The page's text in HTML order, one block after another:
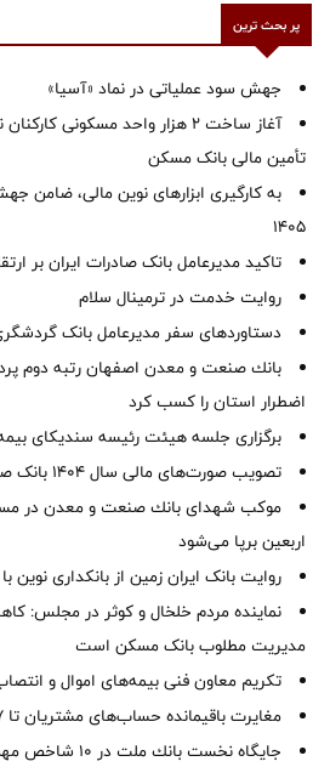
پر بحث ترین
جهش سود عملیاتی در نماد «آسیا»
آغاز ساخت ۲ هزار واحد مسکونی
تأمین مالی بانک مسکن
به کارگیری ابزارهای نوین مالی، ضامن
1405
تاکید مدیرعامل بانک صادرات ایران بر
روایت خدمت در ترمینال سلام
دستاوردهای سفر مدیرعامل بانک
بانك صنعت و معدن اصفهان رتبه دوم
اضطرار استان را كسب كرد
برگزاری جلسه هیئت رئیسه سندیکای
تصویب صورت‌های مالی سال ۱۴۰۴ بانک صادرات ایران در مجمع عمومی
موكب شهدای بانك صنعت و معدن در
اربعین برپا می‌شود
روایت بانک ایران زمین از بانکداری
مدیریت مطلوب بانک مسکن است
تکریم معاون فنی بیمه‌های اموال و
مغایرت‌ باقیمانده حساب‌های مشتریان تا ۱۷ مرداد برطرف می‌شود